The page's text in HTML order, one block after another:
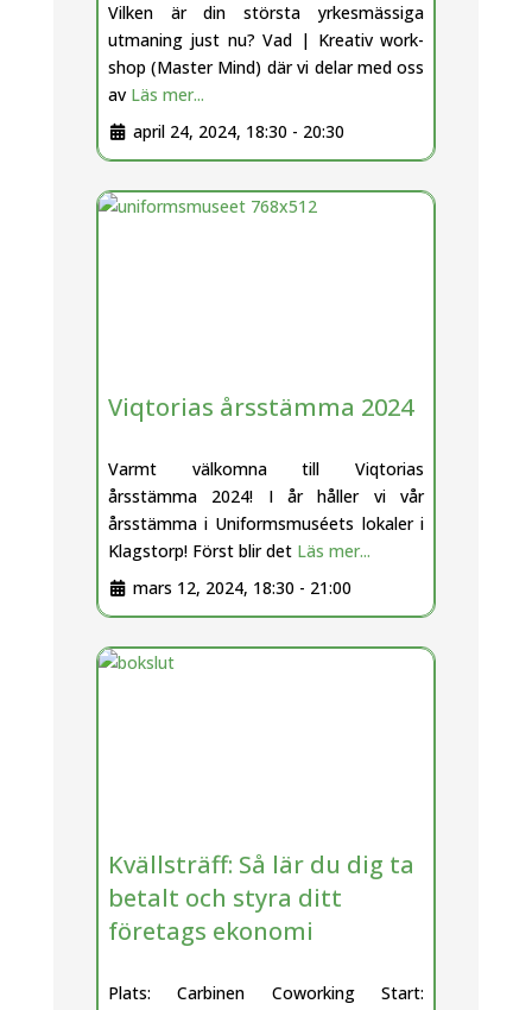
Vilken är din största yrkesmässiga
utmaning just nu? Vad | Kreativ work-
shop (Master Mind) där vi delar med oss
av Läs mer...
april 24, 2024, 18:30 - 20:30
Viqtorias årsstämma 2024
Varmt välkomna till Viqtorias
årsstämma 2024! I år håller vi vår
årsstämma i Uniformsmuséets lokaler i
Klagstorp! Först blir det Läs mer...
mars 12, 2024, 18:30 - 21:00
Kvällsträff: Så lär du dig ta
betalt och styra ditt
företags ekonomi
Plats: Carbinen Coworking Start: